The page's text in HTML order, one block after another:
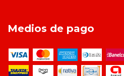
Medios de pago